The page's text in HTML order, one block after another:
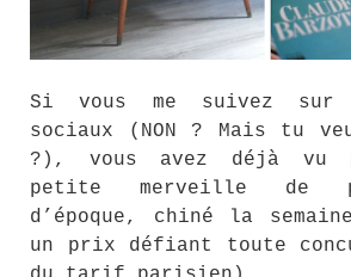
Si vous me suivez sur
sociaux (NON ? Mais tu
?), vous avez déjà vu
petite merveille de
d’époque, chiné la
un prix défiant toute